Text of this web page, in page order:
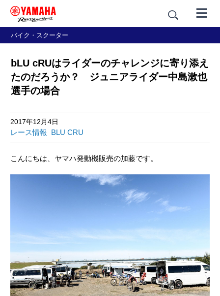
バイク・スクーター
bLU cRUはライダーのチャレンジに寄り添え
たのだろうか？ ジュニアライダー中島漱也
選手の場合
2017年12月4日
レース情報 BLU CRU
こんにちは、ヤマハ発動機販売の加藤です。